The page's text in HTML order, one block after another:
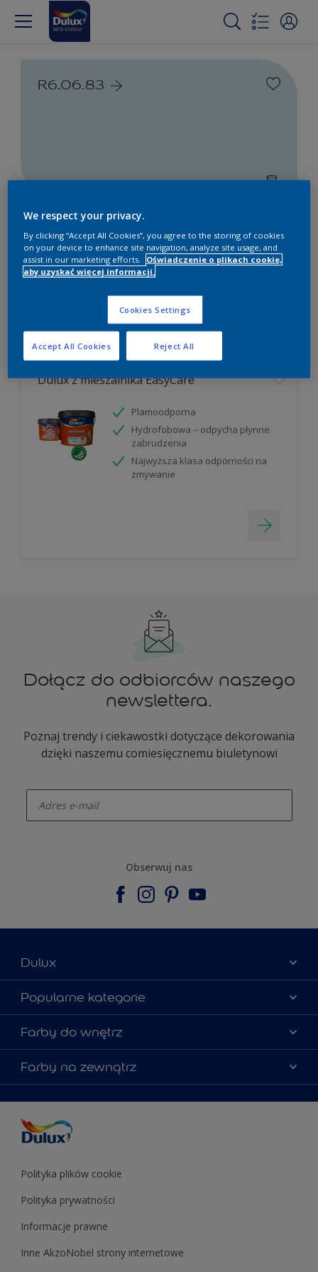
R6.06.83
Farby białe i kolorowe do
wnętrz i na zewnątrz
1Produkty znalezione
Filter
Dulux z mieszalnika EasyCare
Plamoodporna
Hydrofobowa – odpycha płynne
zabrudzenia
Najwyższa klasa odporności na
zmywanie
Dołącz do odbiorców naszego
newslettera.
Poznaj trendy i ciekawostki dotyczące dekorowania
dzięki naszemu comiesięcznemu biuletynowi
Obserwuj nas
Dulux
Materiały marketingowe
Mapa strony
Kontakt
Zgodność kolorów
Popularne kategorie
Kolory farb
Porady ekspertów
Zainspiruj się
Znajdź sklep
Farby do wnętrz
Farby do ścian
Farby uniwersalne
Podkłady i grunty
Testery farb
Farby do sufitów
Farby na zewnątrz
Farby uniwersalne
Podkłady i grunty
Polityka plików cookie
Polityka prywatności
Informacje prawne
Inne AkzoNobel strony internetowe
We respect your privacy.
By clicking “Accept All Cookies”, you agree to the storing of cookies
on your device to enhance site navigation, analyze site usage, and
assist in our marketing efforts.
Oświadczenie o plikach cookie,
aby uzyskać więcej informacji.
Cookies Settings
Reject All
Accept All Cookies